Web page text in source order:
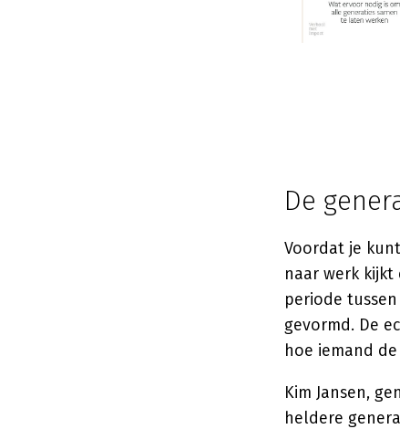
De
Voordat je
naar werk kijkt
periode
gevormd. De
hoe iemand
Kim Jansen,
heldere